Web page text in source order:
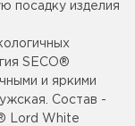
посадку изделия
SECO®
и яркими
Состав -
Lord White